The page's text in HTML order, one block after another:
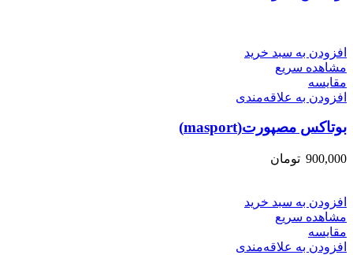
افزودن به سبد خرید
مشاهده سریع
مقایسه
افزودن به علاقه‌مندی
بوتاکس مصپورت(masport)
900,000 تومان
افزودن به سبد خرید
مشاهده سریع
مقایسه
افزودن به علاقه‌مندی